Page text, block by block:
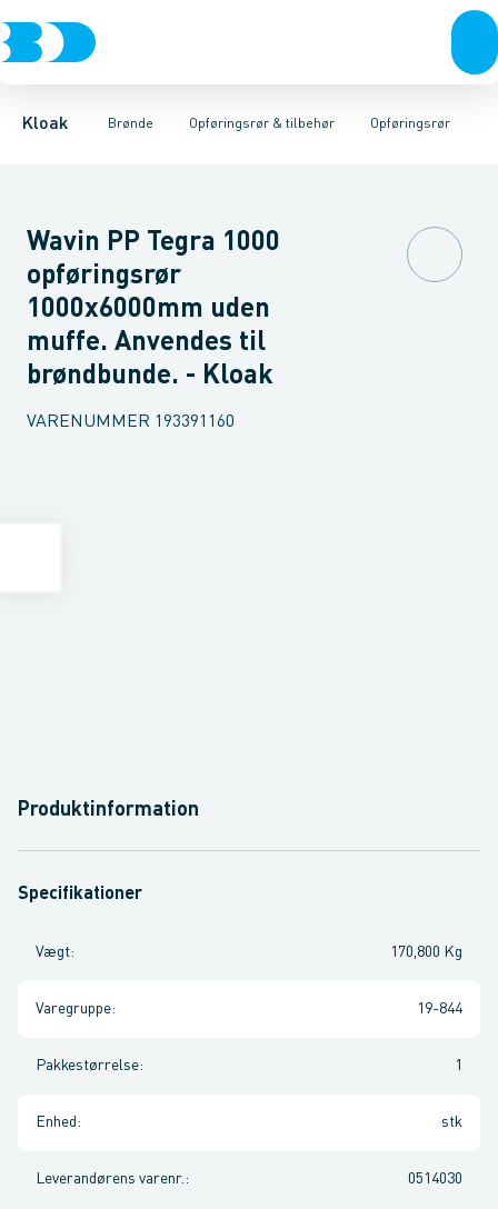
Kloak Brønde
Rør & fittingsBrønde BrøndgodsLinjeafvandingTanke,
Opføringsrør & tilbehør
Rense & inspektions brøndeOpføringsrør & tilbehør
Opføringsrør
OpføringsrørTætningsringeLågBundeMuffer Reduktioner
Wavin PP Tegra 1000
opføringsrør
1000x6000mm uden
muffe. Anvendes til
brøndbunde. - Kloak
VARENUMMER 193391160
Produktinformation
Specifikationer
Vægt: 170,800 Kg
Varegruppe: 19-844
Pakkestørrelse: 1
Enhed : stk
Leverandørens varenr. : 0514030